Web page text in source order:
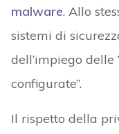
malware. Allo
sistemi di
dell’impiego
configurate”.
Il rispetto della